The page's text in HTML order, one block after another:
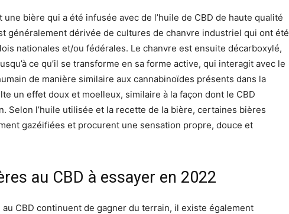
bière qui a été infusée avec de l’huile de CBD de haute qualité
généralement dérivée de cultures de chanvre industriel qui ont été
nationales et/ou fédérales. Le chanvre est ensuite décarboxylé,
ce qu’il se transforme en sa forme active, qui interagit avec le
de manière similaire aux cannabinoïdes présents dans la
un effet doux et moelleux, similaire à la façon dont le CBD
Selon l’huile utilisée et la recette de la bière, certaines bières
gazéifiées et procurent une sensation propre, douce et
au CBD à essayer en 2022
CBD continuent de gagner du terrain, il existe également